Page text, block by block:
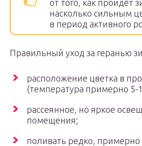
от того, как пройдёт
насколько сильным
в период активного
Правильный уход за геранью
расположение цветка в
(температура примерно 5-
рассеянное, но яркое
помещения;
поливать редко, примерно